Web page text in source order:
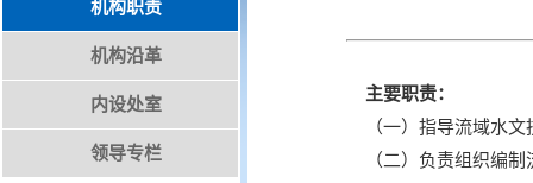
机构职责
机构沿革
内设处室
领导专栏
主要职责：
（一）指导流域水文
（二）负责组织编制